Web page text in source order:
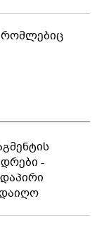
რომლებიც
-